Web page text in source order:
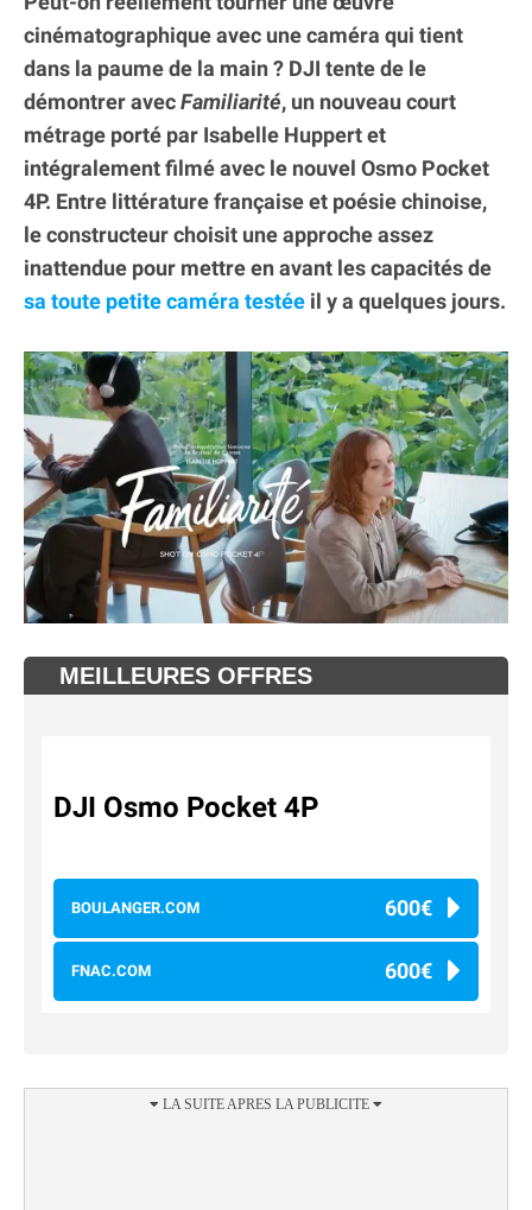
cinématographique avec une caméra qui tient
dans la paume de la main ? DJI tente de le
démontrer avecFamiliarité, un nouveau court
métrage porté par Isabelle Huppert et
intégralement filmé avec le nouvel Osmo Pocket
4P. Entre littérature française et poésie chinoise,
le constructeur choisit une approche assez
inattendue pour mettre en avant les capacités de
sa toute petite caméra testée il y a quelques jours.
MEILLEURES OFFRES
DJI Osmo Pocket 4P
BOULANGER.COM 600€
FNAC.COM 600€